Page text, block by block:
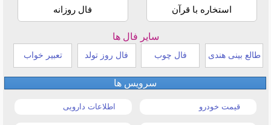
استخاره با قرآن فال روزانه
سایر فال ها
طالع بینی هندی فال چوب فال روز تولد تعبیر خواب
سرویس ها
قیمت خودرو اطلاعات دارویی